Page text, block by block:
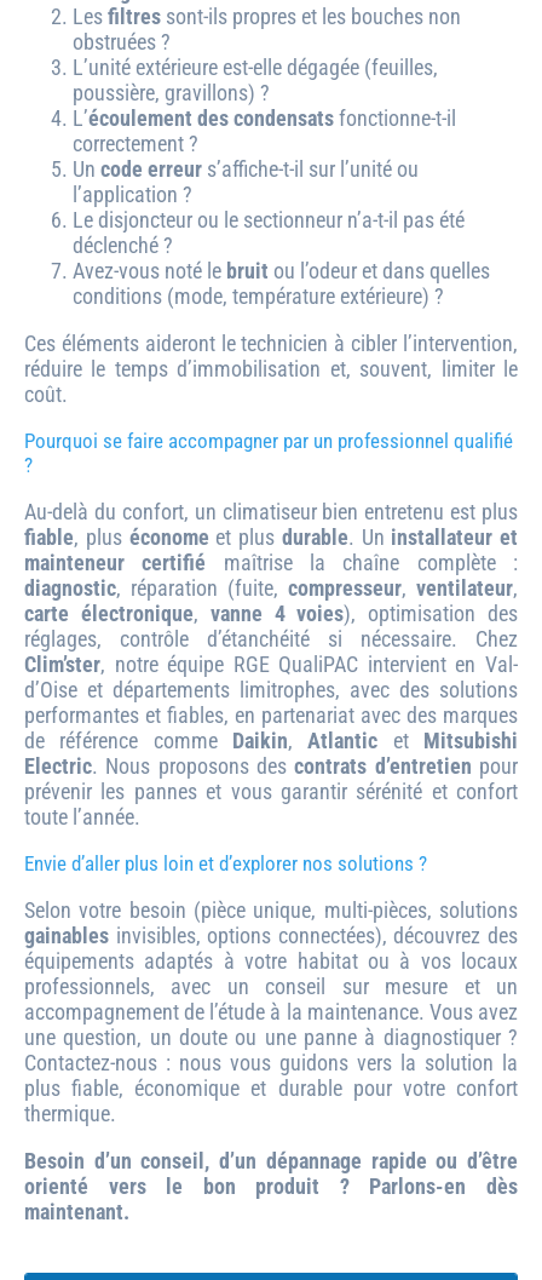
Lesfiltres sont-ils propres et les bouches non
obstruées ?
L’unité extérieure est-elle dégagée (feuilles,
poussière, gravillons) ?
L’écoulement des condensatsfonctionne-t-il
correctement ?
Un code erreur s’affiche-t-il sur l’unité ou
l’application ?
Le disjoncteur ou le sectionneur n’a-t-il pas été
déclenché ?
Avez-vous noté le bruit ou l’odeur et dans quelles
conditions (mode, température extérieure) ?
Ces éléments aideront le technicien à cibler l’intervention,
réduire le temps d’immobilisation et, souvent, limiter le
coût.
Pourquoi se faire accompagner par un professionnel qualifié
?
Au-delà du confort, un climatiseur bien entretenu est plus
fiable, plus économe et plus durable. Un installateur et
mainteneur certifié maîtrise la chaîne complète :
diagnostic, réparation (fuite, compresseur, ventilateur,
carte électronique, vanne 4 voies), optimisation des
réglages, contrôle d’étanchéité si nécessaire. Chez
Clim’ster, notre équipe RGE QualiPAC intervient en Val-
d’Oise et départements limitrophes, avec des solutions
performantes et fiables, en partenariat avec des marques
de référence comme Daikin,Atlantic et Mitsubishi
Electric. Nous proposons descontrats d’entretien pour
prévenir les pannes et vous garantir sérénité et confort
toute l’année.
Envie d’aller plus loin et d’explorer nos solutions ?
Selon votre besoin (pièce unique, multi-pièces, solutions
gainables invisibles, options connectées), découvrez des
équipements adaptés à votre habitat ou à vos locaux
professionnels, avec un conseil sur mesure et un
accompagnement de l’étude à la maintenance. Vous avez
une question, un doute ou une panne à diagnostiquer ?
Contactez-nous : nous vous guidons vers la solution la
plus fiable, économique et durable pour votre confort
thermique.
Besoin d’un conseil, d’un dépannage rapide ou d’être
orienté vers le bon produit ? Parlons-en dès
maintenant.